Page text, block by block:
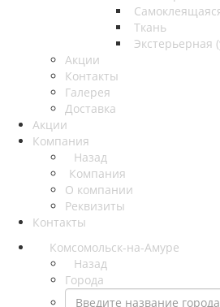
Ткань
Экстерьерная
Акции
Контакты
Галерея
Доставка
Акции
Компания
Назад
Компания
О компании
Реквизиты
Контакты
Комсомольск-на-Амуре
Назад
Города